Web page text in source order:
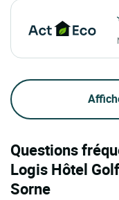
Questions
Logis Hôtel
Sorne